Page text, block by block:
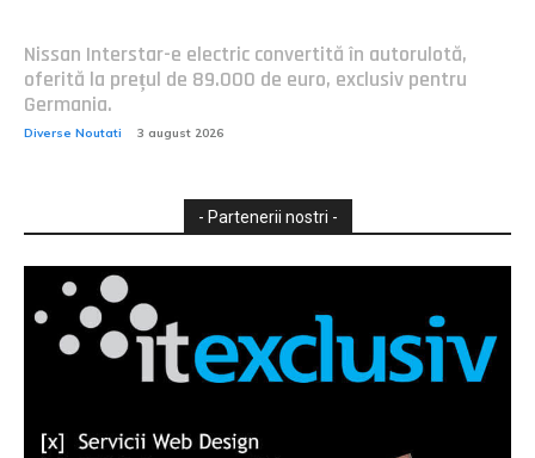
Nissan Interstar-e electric convertită în autorulotă,
oferită la prețul de 89.000 de euro, exclusiv pentru
Germania.
Diverse Noutati 3 august 2026
- Partenerii nostri -